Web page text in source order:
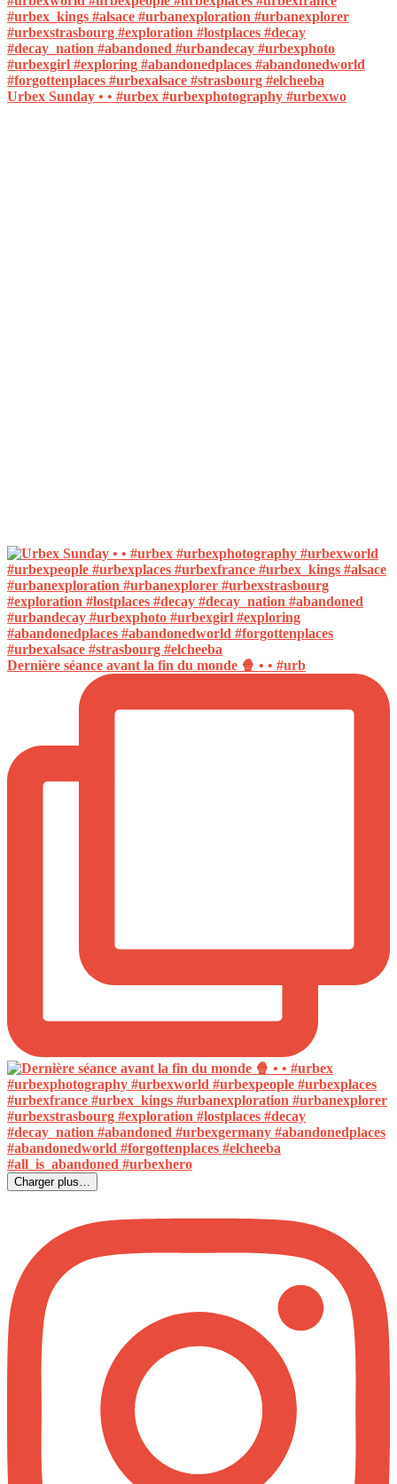
Urbex Sunday • • #urbex #urbexphotography #urbexwo
Dernière séance avant la fin du monde 🍿 • • #urb
Charger plus…